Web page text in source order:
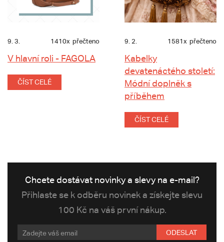
9. 3. 1410x přečteno
V hlavní roli - FAGOLA
ČÍST CELÉ
9. 2. 1581x přečteno
Kabelky
devatenáctého století:
Módní doplněk s
příběhem
ČÍST CELÉ
Chcete dostávat novinky a slevy na e-mail?
Přihlaste se k odběru novinek a získejte slevu
100 Kč na váš první nákup.
ODESLAT